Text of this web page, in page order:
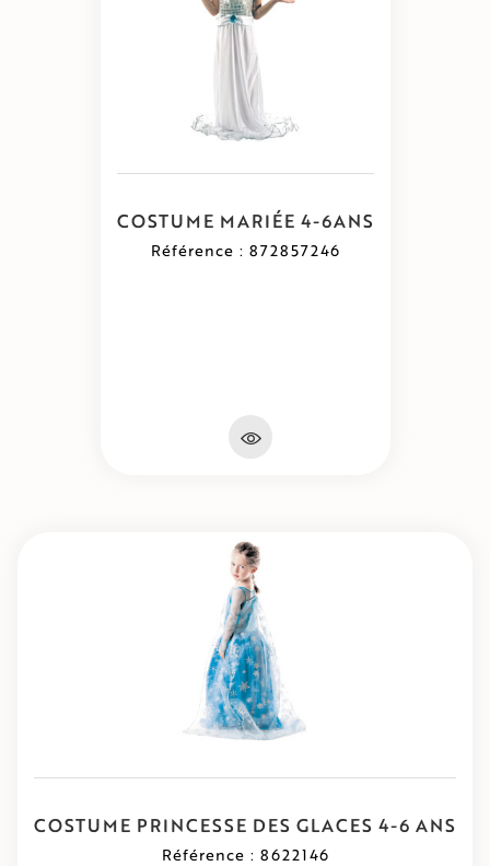
COSTUME MARIÉE 4-6ANS
Référence : 872857246
COSTUME PRINCESSE DES GLACES 4-6 ANS
Référence : 8622146